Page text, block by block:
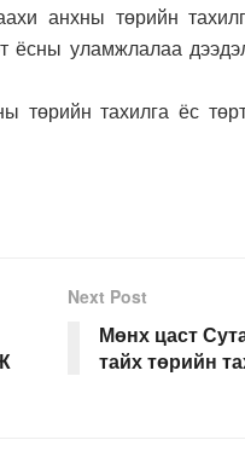
анхны төрийн
ёсны уламжлалаа
төрийн тахилга ёс
Next Post
Мөнх цаст
тайх төрийн